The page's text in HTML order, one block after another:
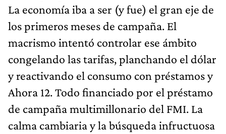
La economía iba a ser (y fue) el gran eje de
los primeros meses de campaña. El
macrismo intentó controlar ese ámbito
congelando las tarifas, planchando el dólar
y reactivando el consumo con préstamos y
Ahora 12. Todo financiado por el préstamo
de campaña multimillonario del FMI. La
calma cambiaria y la búsqueda infructuosa